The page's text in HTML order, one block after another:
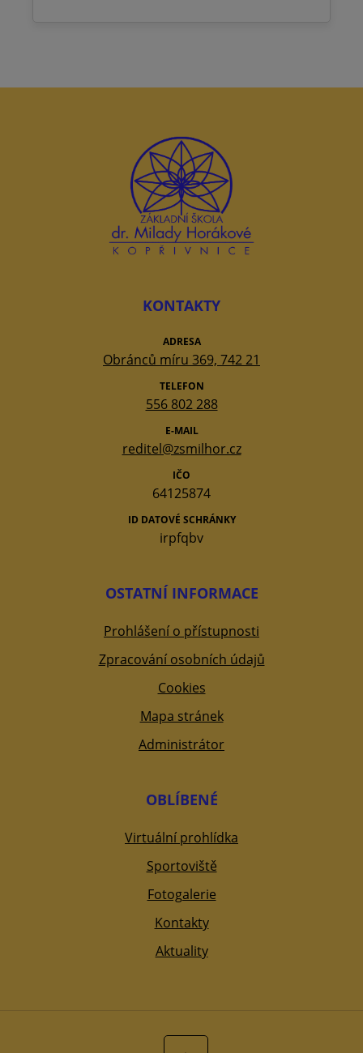
KONTAKTY
ADRESA
Obránců míru 369, 742 21
TELEFON
556 802 288
E-MAIL
reditel@zsmilhor.cz
IČO
64125874
ID DATOVÉ SCHRÁNKY
irpfqbv
OSTATNÍ INFORMACE
Prohlášení o přístupnosti
Zpracování osobních údajů
Cookies
Mapa stránek
Administrátor
OBLÍBENÉ
Virtuální prohlídka
Sportoviště
Fotogalerie
Kontakty
Aktuality